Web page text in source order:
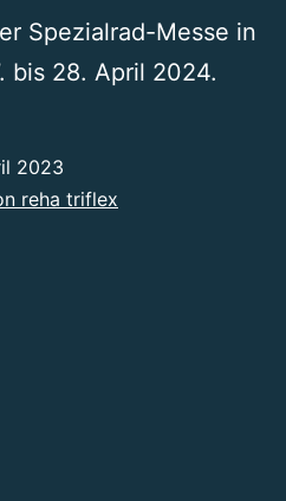
Spezialrad-Messe in
bis 28. April 2024.
2023
reha triflex